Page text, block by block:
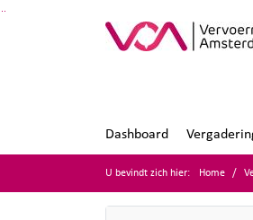
Ga naar de inhoud van deze pagina
Ga naar het zoeken
Ga naar het menu
Dashboard
U bevindt zich hier: Home